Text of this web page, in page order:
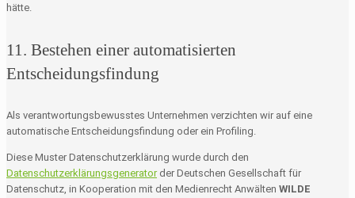
hätte.
11. Bestehen einer automatisierten
Entscheidungsfindung
Als verantwortungsbewusstes Unternehmen verzichten wir auf eine
automatische Entscheidungsfindung oder ein Profiling.
Diese Muster Datenschutzerklärung wurde durch den
Datenschutzerklärungsgeneratorder Deutschen Gesellschaft für
Datenschutz, in Kooperation mit den Medienrecht Anwälten WILDE